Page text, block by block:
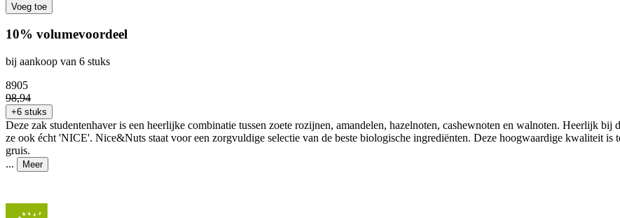
Voeg toe
10% volumevoordeel
bij aankoop van 6 stuks
8905
98,94
+6 stuks
Deze zak studentenhaver is een heerlijke combinatie tussen zoete rozijnen, amandelen, hazelnoten, cashewnoten en walnoten. Heerlijk
ze ook écht 'NICE'. Nice&Nuts staat voor een zorgvuldige selectie van de beste biologische ingrediënten. Deze hoogwaardige kwaliteit is
gruis.
...
Meer